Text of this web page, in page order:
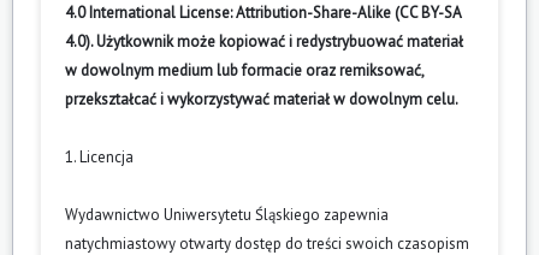
4.0 International License: Attribution-Share-Alike (CC BY-SA
4.0). Użytkownik może kopiować i redystrybuować materiał
w dowolnym medium lub formacie oraz remiksować,
przekształcać i wykorzystywać materiał w dowolnym celu.
1. Licencja
Wydawnictwo Uniwersytetu Śląskiego zapewnia
natychmiastowy otwarty dostęp do treści swoich czasopism